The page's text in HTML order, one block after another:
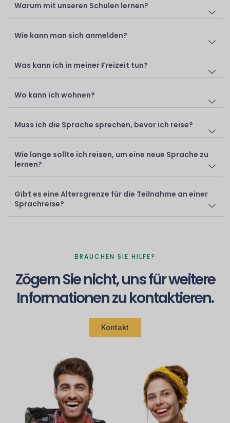
Warum mit unseren Schulen lernen?
Wie kann man sich anmelden?
Was kann ich in meiner Freizeit tun?
Wo kann ich wohnen?
Muss ich die Sprache sprechen, bevor ich reise?
Wie lange sollte ich reisen, um eine neue Sprache zu
lernen?
Gibt es eine Altersgrenze für die Teilnahme an einer
Sprachreise?
BRAUCHEN SIE HILFE?
Zögern Sie nicht, uns für weitere
Informationen zu kontaktieren.
Kontakt